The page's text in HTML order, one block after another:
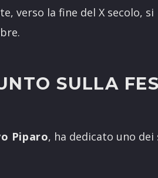
verso la fine del X secolo,
SULLA
Piparo, ha dedicato uno